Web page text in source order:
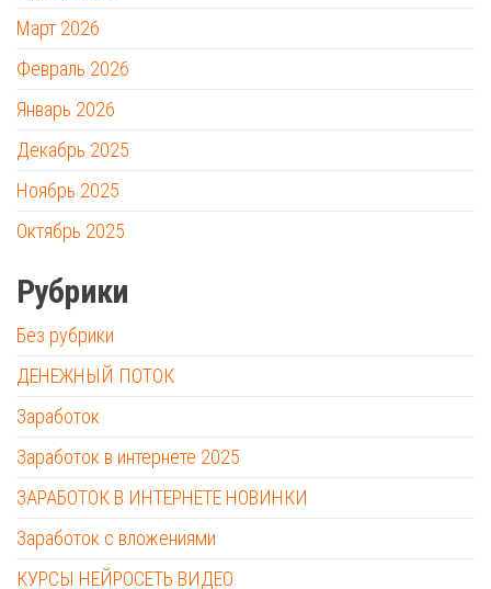
Март 2026
Февраль 2026
Январь 2026
Декабрь 2025
Ноябрь 2025
Октябрь 2025
Рубрики
Без рубрики
ДЕНЕЖНЫЙ ПОТОК
Заработок
Заработок в интернете 2025
ЗАРАБОТОК В ИНТЕРНЕТЕ НОВИНКИ
Заработок с вложениями
КУРСЫ НЕЙРОСЕТЬ ВИДЕО